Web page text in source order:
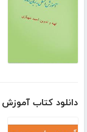
دانلود کتاب آموزش